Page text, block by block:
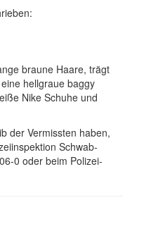
braune Haare, trägt
hellgraue baggy
Nike Schuhe und
der Vermissten haben,
Schwab­
0 oder beim Polizei­